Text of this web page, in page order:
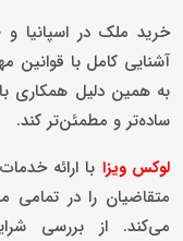
خرید ملک در اسپانیا
آشنایی کامل با قوانین
به همین دلیل همکاری
ساده‌تر و مطمئن‌تر کند.
لوکس ویزا با ارائه
متقاضیان را در تمامی
می‌کند. از بررسی